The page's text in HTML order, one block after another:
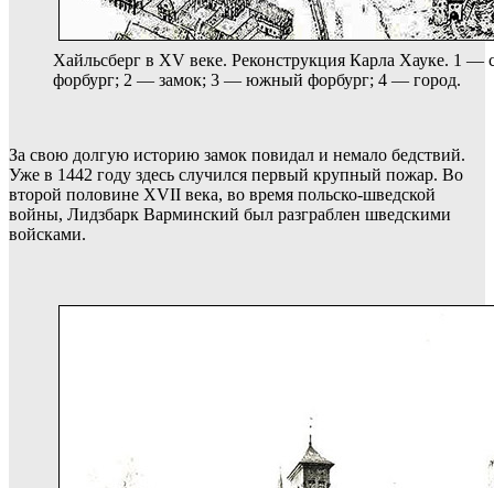
Хайльсберг в XV веке. Реконструкция Карла Хауке. 1 —
форбург; 2 — замок; 3 — южный форбург; 4 — город.
За свою долгую историю замок повидал и немало бедствий.
Уже в 1442 году здесь случился первый крупный пожар. Во
второй половине XVII века, во время польско-шведской
войны, Лидзбарк Варминский был разграблен шведскими
войсками.